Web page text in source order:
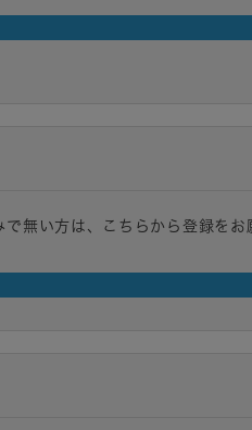
で無い方は、こちらから登録をお